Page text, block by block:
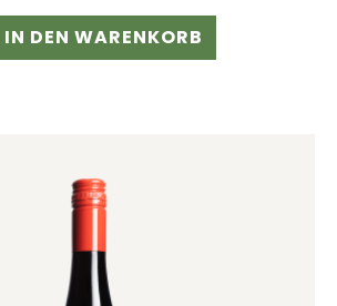
IN DEN WARENKORB